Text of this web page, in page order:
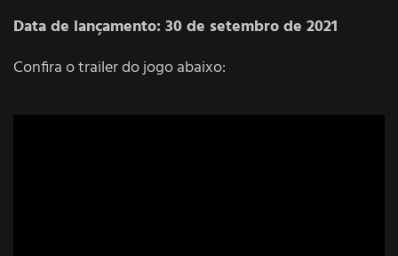
Data de lançamento: 30 de setembro de 2021
Confira o trailer do jogo abaixo: